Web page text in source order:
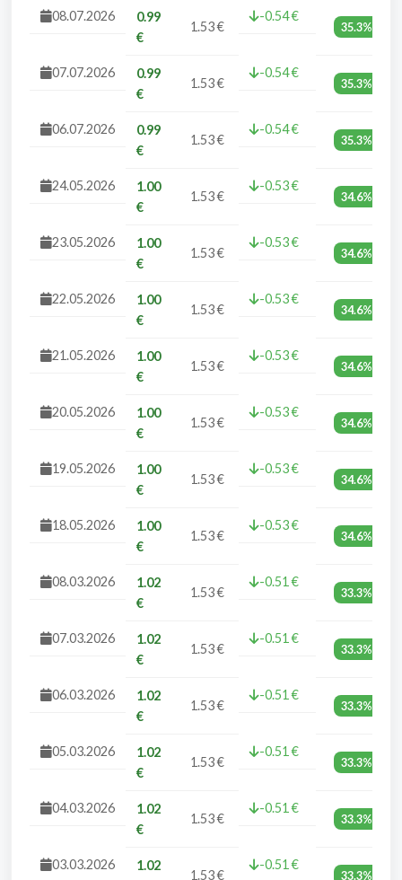
08.07.2026
0.99
€
1.53 €
-0.54 €
35.3%
07.07.2026
0.99
€
1.53 €
-0.54 €
35.3%
06.07.2026
0.99
€
1.53 €
-0.54 €
35.3%
24.05.2026
1.00
€
1.53 €
-0.53 €
34.6%
23.05.2026
1.00
€
1.53 €
-0.53 €
34.6%
22.05.2026
1.00
€
1.53 €
-0.53 €
34.6%
21.05.2026
1.00
€
1.53 €
-0.53 €
34.6%
20.05.2026
1.00
€
1.53 €
-0.53 €
34.6%
19.05.2026
1.00
€
1.53 €
-0.53 €
34.6%
18.05.2026
1.00
€
1.53 €
-0.53 €
34.6%
08.03.2026
1.02
€
1.53 €
-0.51 €
33.3%
07.03.2026
1.02
€
1.53 €
-0.51 €
33.3%
06.03.2026
1.02
€
1.53 €
-0.51 €
33.3%
05.03.2026
1.02
€
1.53 €
-0.51 €
33.3%
04.03.2026
1.02
€
1.53 €
-0.51 €
33.3%
03.03.2026
1.02
1.53 €
-0.51 €
33.3%